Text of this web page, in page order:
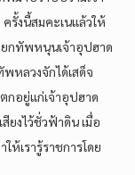
รั้งนี้สมคะเนแล้วให้
ยกทัพหนุนเจ้าอุปฮาด
พหลวงจักได้เสด็จ
กอยู่แก่เจ้าอุปฮาด
ยงไว้ชั่วฟ้าดิน เมื่อ
ห้เรารู้ราชการโดย